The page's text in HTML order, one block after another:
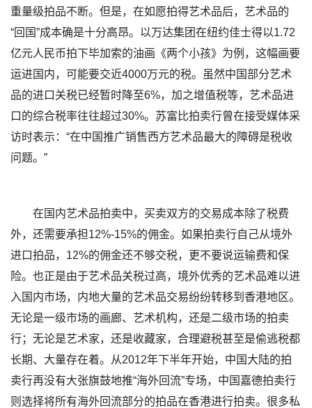
重量级拍品不断。但是，在如愿拍得艺术品后，艺术品的
“回国”成本确是十分高昂。以万达集团在纽约佳士得以1.72
亿元人民币拍下毕加索的油画《两个小孩》为例，这幅画要
运进国内，可能要交近4000万元的税。虽然中国部分艺术
品的进口关税已经暂时降至6%，加之增值税等，艺术品进
口的综合税率往往超过30%。苏富比拍卖行曾在接受媒体采
访时表示：“在中国推广销售西方艺术品最大的障碍是税收
问题。”
在国内艺术品拍卖中，买卖双方的交易成本除了税费
外，还需要承担12%-15%的佣金。如果拍卖行自己从境外
进口拍品，12%的佣金还不够交税，更不要说运输费和保
险。也正是由于艺术品关税过高，境外优秀的艺术品难以进
入国内市场，内地大量的艺术品交易纷纷转移到香港地区。
无论是一级市场的画廊、艺术机构，还是二级市场的拍卖
行；无论是艺术家，还是收藏家，合理避税甚至是偷逃税都
长期、大量存在着。从2012年下半年开始，中国大陆的拍
卖行再没有大张旗鼓地推“海外回流”专场，中国嘉德拍卖行
则选择将所有海外回流部分的拍品在香港进行拍卖。很多私